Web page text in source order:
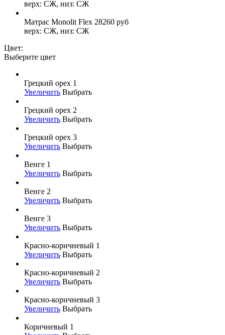
верх: СЖ, низ: СЖ
Матрас Monolit Flex 28260 руб
верх: СЖ, низ: СЖ
Цвет:
Выберите цвет
Грецкий орех 1
Увеличить Выбрать
Грецкий орех 2
Увеличить Выбрать
Грецкий орех 3
Увеличить Выбрать
Венге 1
Увеличить Выбрать
Венге 2
Увеличить Выбрать
Венге 3
Увеличить Выбрать
Красно-коричневый 1
Увеличить Выбрать
Красно-коричневый 2
Увеличить Выбрать
Красно-коричневый 3
Увеличить Выбрать
Коричневый 1